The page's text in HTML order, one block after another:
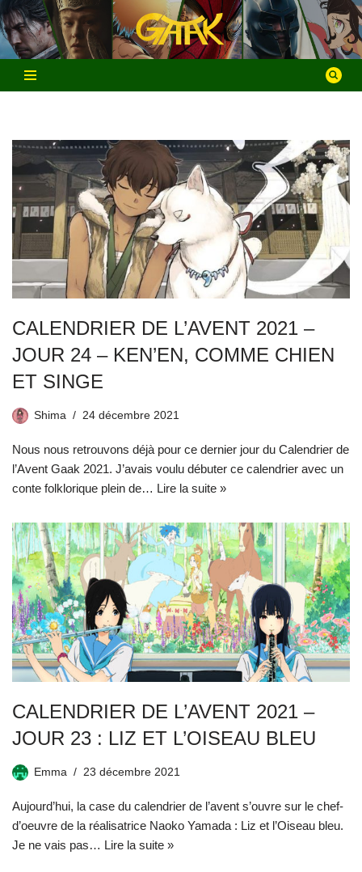
Aller
au
contenu
CALENDRIER DE L’AVENT 2021 –
JOUR 24 – KEN’EN, COMME CHIEN
ET SINGE
Shima 24 décembre 2021
Nous nous retrouvons déjà pour ce dernier jour du Calendrier de
l’Avent Gaak 2021. J’avais voulu débuter ce calendrier avec un
conte folklorique plein de… Lire la suite »
CALENDRIER DE L’AVENT 2021 –
JOUR 23 : LIZ ET L’OISEAU BLEU
Emma 23 décembre 2021
Aujourd’hui, la case du calendrier de l’avent s’ouvre sur le chef-
d’oeuvre de la réalisatrice Naoko Yamada : Liz et l’Oiseau bleu.
Je ne vais pas… Lire la suite »